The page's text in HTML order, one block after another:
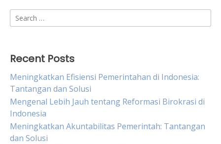
Search
for:
Recent Posts
Meningkatkan Efisiensi Pemerintahan di Indonesia:
Tantangan dan Solusi
Mengenal Lebih Jauh tentang Reformasi Birokrasi di
Indonesia
Meningkatkan Akuntabilitas Pemerintah: Tantangan
dan Solusi